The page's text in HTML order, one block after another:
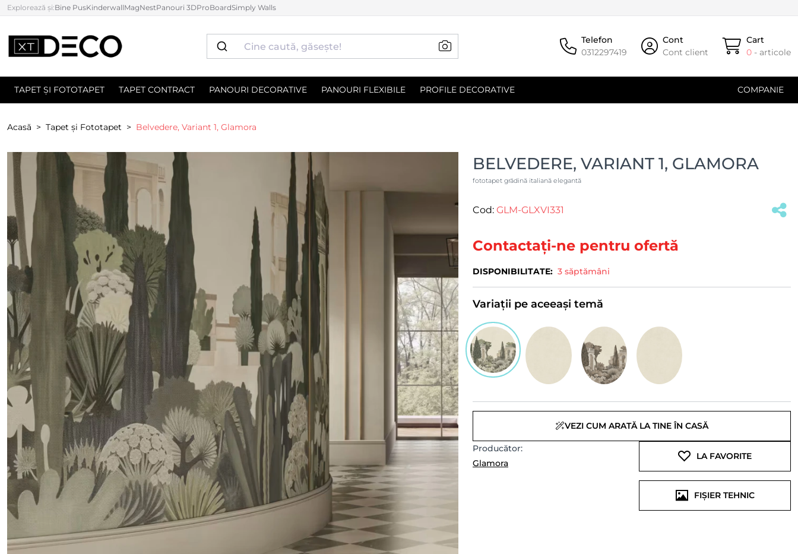
Explorează și:Bine PusKinderwallMagNestPanouri 3DProBoardSimply Walls
Telefon
0312297419
Cont
Cont client
Cart
0 - articole
TAPET ȘI FOTOTAPET TAPET CONTRACT PANOURI DECORATIVE PANOURI FLEXIBILE PROFILE DECORATIVE COMPANIE
Acasă Tapet și Fototapet Belvedere, Variant 1, Glamora
BELVEDERE, VARIANT 1, GLAMORA
fototapet grădină italiană elegantă
Cod: GLM-GLXVI331
Contactați-ne pentru ofertă
DISPONIBILITATE: 3 săptămâni
Variații pe aceeași temă
VEZI CUM ARATĂ LA TINE ÎN CASĂ
Producător:
Glamora
LA FAVORITE
FIȘIER TEHNIC